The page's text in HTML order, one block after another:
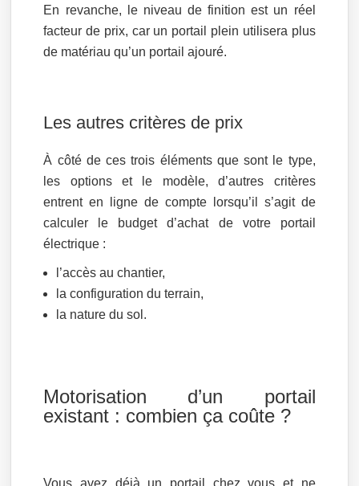
En revanche, le niveau de finition est un réel
facteur de prix, car un portail plein utilisera plus
de matériau qu’un portail ajouré.
Les autres critères de prix
À côté de ces trois éléments que sont le type,
les options et le modèle, d’autres critères
entrent en ligne de compte lorsqu’il s’agit de
calculer le budget d’achat de votre portail
électrique :
l’accès au chantier,
la configuration du terrain,
la nature du sol.
Motorisation d’un portail
existant : combien ça coûte ?